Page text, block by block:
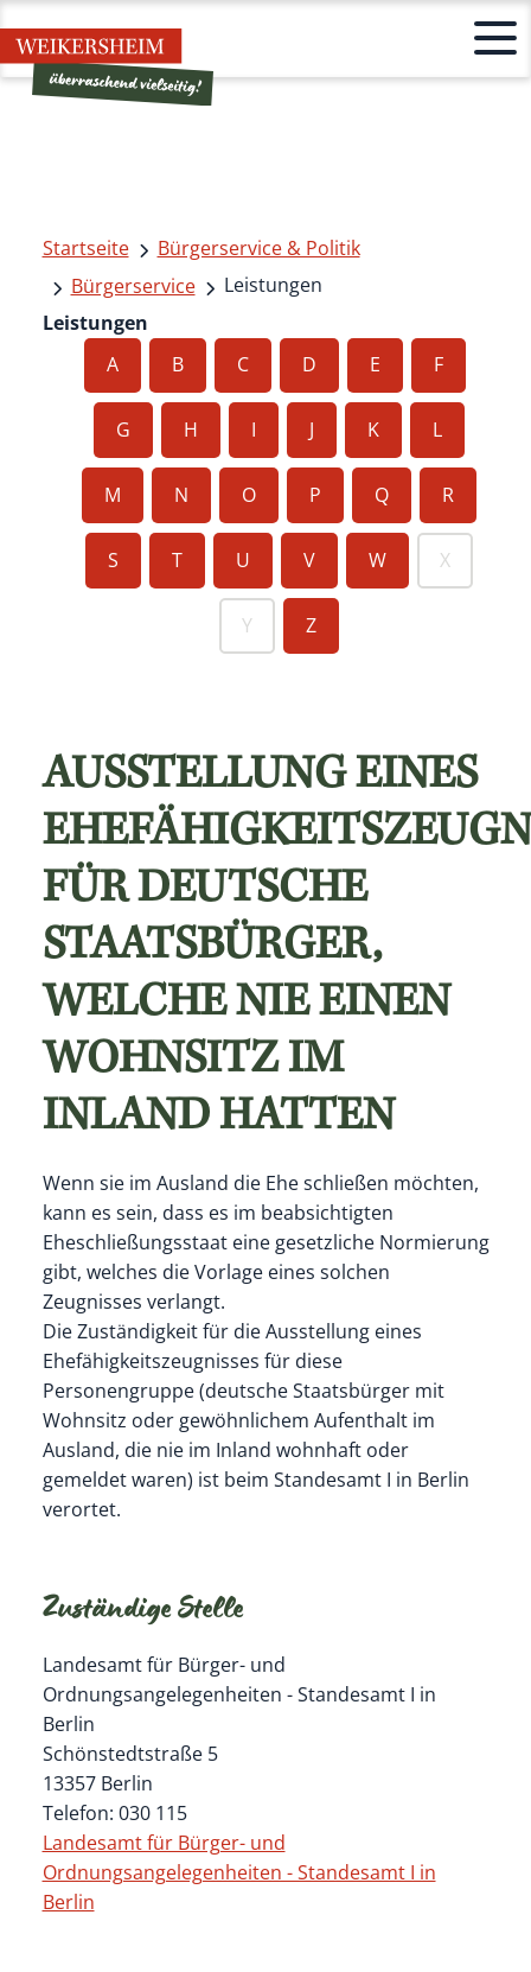
Startseite
Bürgerservice & Politik
Bürgerservice
Leistungen
Leistungen
A
B C D E F
G H I J K L
M N O P Q R
S T U V W X
Y Z
AUSSTELLUNG EINES
FÜR DEUTSCHE
STAATSBÜRGER,
WELCHE NIE EINEN
WOHNSITZ IM
INLAND HATTEN
Wenn sie im Ausland die Ehe schließen möchten,
kann es sein, dass es im beabsichtigten
Eheschließungsstaat eine gesetzliche Normierung
gibt, welches die Vorlage eines solchen
Zeugnisses verlangt.
Die Zuständigkeit für die Ausstellung eines
Ehefähigkeitszeugnisses für diese
Personengruppe (deutsche Staatsbürger mit
Wohnsitz oder gewöhnlichem Aufenthalt im
Ausland, die nie im Inland wohnhaft oder
gemeldet waren) ist beim Standesamt I in Berlin
verortet.
Zuständige Stelle
Landesamt für Bürger- und
Ordnungsangelegenheiten - Standesamt I in
Berlin
Schönstedtstraße 5
13357 Berlin
Telefon: 030 115
Landesamt für Bürger- und
Ordnungsangelegenheiten - Standesamt I in
Berlin